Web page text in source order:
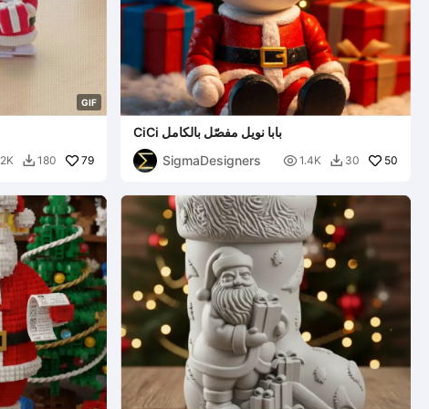
GIF
2K  180 79
CiCi بابا نويل مفصّل بالكامل
SigmaDesigners
 1.4K  30 50